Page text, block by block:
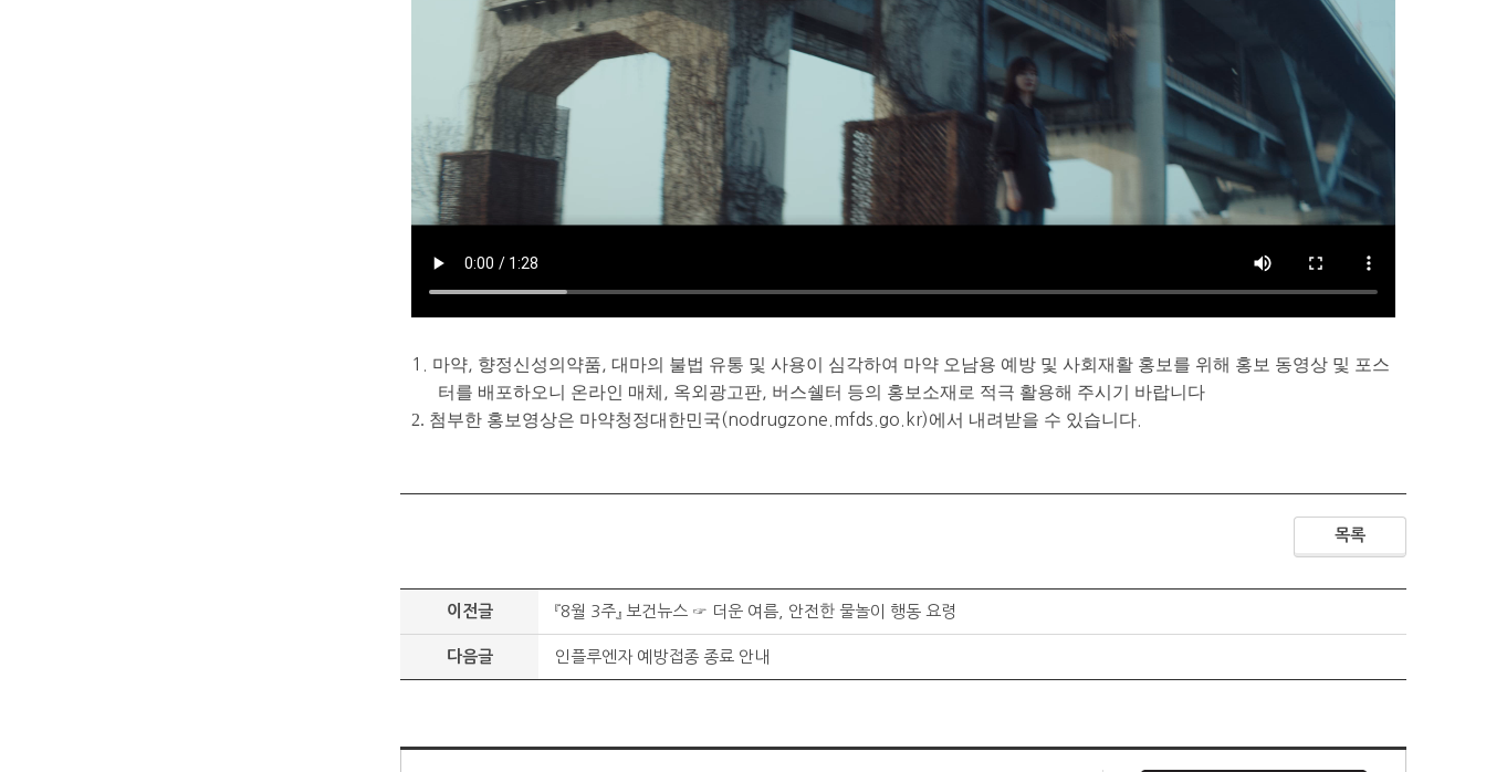
1. 마약, 향정신성의약품, 대마의 불법 유통 및 사용이 심각하여 마약 오남용 예방 및 사회재활 홍보를 위해 홍보 동영상 및 포스
터를 배포하오니 온라인 매체 , 옥외광고판, 버스쉘터 등의 홍보소재로 적극 활용해 주시기 바랍니다
2. 첨부한 홍보영상은 마약청정대한민국(nodrugzone.mfds.go.kr)에서 내려받을 수 있습니다
목록
이전글 『8월 3주』 보건뉴스 ☞ 더운 여름, 안전한 물놀이 행동 요령
다음글 인플루엔자 예방접종 종료 안내